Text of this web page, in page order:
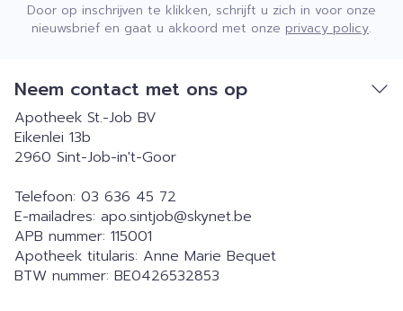
Door op inschrijven te klikken, schrijft u zich in voor onze
nieuwsbrief en gaat u akkoord met onze privacy policy.
Neem contact met ons op
Apotheek St.-Job BV
Eikenlei 13b
2960 Sint-Job-in't-Goor
Telefoon: 03 636 45 72
E-mailadres: apo.sintjob@skynet.be
APB nummer: 115001
Apotheek titularis: Anne Marie Bequet
BTW nummer: BE0426532853